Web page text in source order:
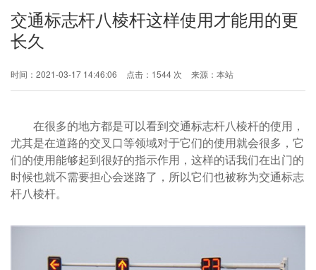
交通标志杆八棱杆这样使用才能用的更
长久
时间：2021-03-17 14:46:06 点击：1544 次 来源：本站
在很多的地方都是可以看到交通标志杆八棱杆的使用，
尤其是在道路的交叉口等领域对于它们的使用就会很多，它
们的使用能够起到很好的指示作用，这样的话我们在出门的
时候也就不需要担心会迷路了，所以它们也被称为交通标志
杆八棱杆。